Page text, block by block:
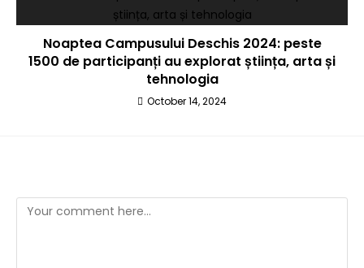
Noaptea Campusului Deschis 2024: peste
1500 de participanți au explorat știința, arta și
tehnologia
October 14, 2024